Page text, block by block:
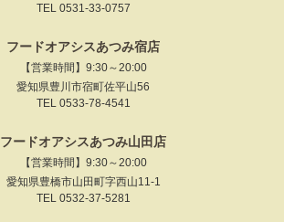
TEL 0531-33-0757
フードオアシスあつみ宿店
【営業時間】9:30～20:00
愛知県豊川市宿町佐平山56
TEL 0533-78-4541
フードオアシスあつみ山田店
【営業時間】9:30～20:00
愛知県豊橋市山田町字西山11-1
TEL 0532-37-5281